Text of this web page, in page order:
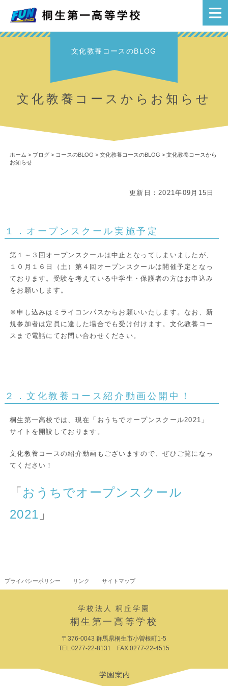
文化教養コースのBLOG
文化教養コースからお知らせ
ホーム > ブログ> コースのBLOG > 文化教養コースのBLOG > 文化教養コースから
お知らせ
更新日：2021年09月15日
１．オープンスクール実施予定
第１～３回オープンスクールは中止となってしまいましたが、
１０月１６日（土）第４回オープンスクールは開催予定となっ
ております。受験を考えている中学生・保護者の方はお申込み
をお願いします。
※申し込みはミライコンパスからお願いいたします。なお、新
規参加者は定員に達した場合でも受け付けます。文化教養コー
スまで電話にてお問い合わせください。
２．文化教養コース紹介動画公開中！
桐生第一高校では、現在「おうちでオープンスクール2021」
サイトを開設しております。
文化教養コースの紹介動画もございますので、ぜひご覧になっ
てください！
「 おうちでオープンスクール
2021 」
プライバシーポリシー リンク サイトマップ
学校法人 桐丘学園
桐生第一高等学校
〒376-0043 群馬県桐生市小曽根町1-5
TEL.0277-22-8131 FAX.0277-22-4515